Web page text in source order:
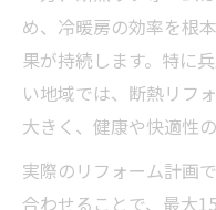
め、冷暖房の効率を根
果が持続します。特に
い地域では、断熱リフ
大きく、健康や快適性
実際のリフォーム計画
合わせることで、最大